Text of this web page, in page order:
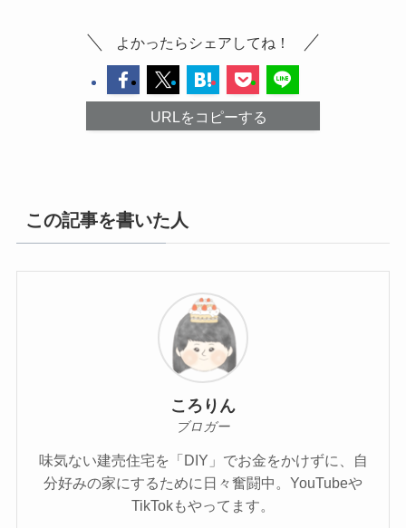
よかったらシェアしてね！
URLをコピーする
この記事を書いた人
ころりん
ブロガー
味気ない建売住宅を「DIY」でお金をかけずに、自
分好みの家にするために日々奮闘中。YouTubeや
TikTokもやってます。